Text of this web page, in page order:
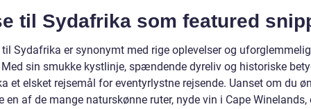
til Sydafrika som featured
til Sydafrika er synonymt med rige oplevelser og
Med sin smukke kystlinje, spændende dyreliv og historiske
et elsket rejsemål for eventyrlystne rejsende. Uanset om du
en af de mange naturskønne ruter, nyde vin i Cape Winelands,